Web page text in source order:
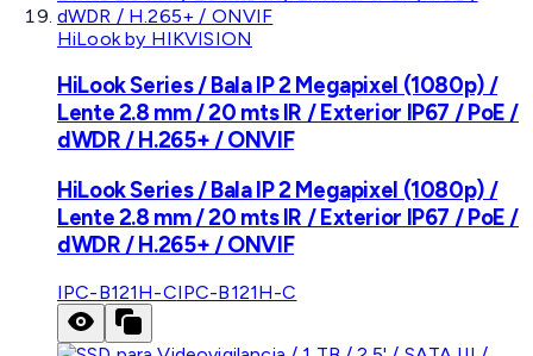
HiLook by HIKVISION
HiLook Series / Bala IP 2 Megapixel (1080p) /
Lente 2.8 mm / 20 mts IR / Exterior IP67 / PoE /
dWDR / H.265+ / ONVIF
HiLook Series / Bala IP 2 Megapixel (1080p) /
Lente 2.8 mm / 20 mts IR / Exterior IP67 / PoE /
dWDR / H.265+ / ONVIF
IPC-B121H-CIPC-B121H-C